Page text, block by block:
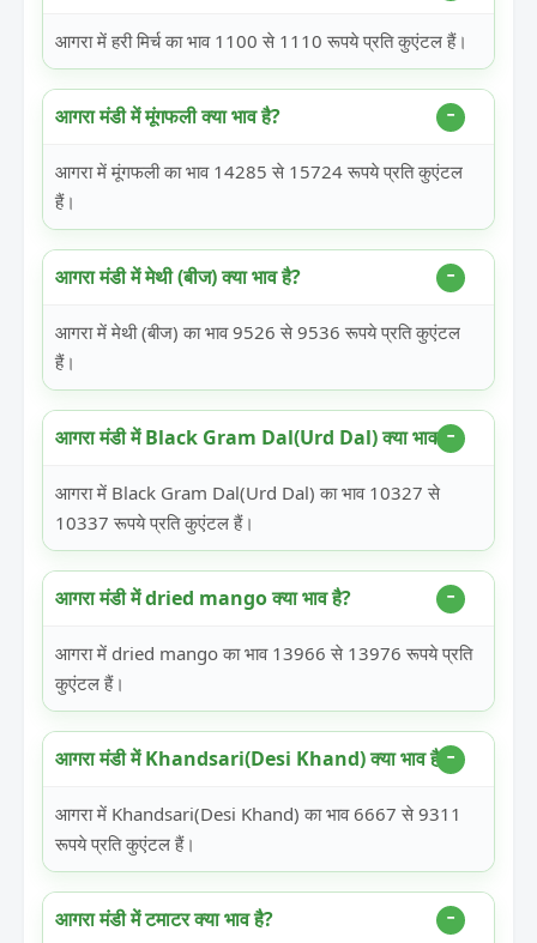
आगरा में हरी मिर्च का भाव 1100 से 1110 रूपये प्रति कुएंटल हैं।
आगरा मंडी में मूंगफली क्या भाव है?
आगरा में मूंगफली का भाव 14285 से 15724 रूपये प्रति कुएंटल
हैं।
आगरा मंडी में मेथी (बीज) क्या भाव है?
आगरा में मेथी (बीज) का भाव 9526 से 9536 रूपये प्रति कुएंटल
हैं।
आगरा मंडी में Black Gram Dal(Urd Dal) क्या भाव है?
आगरा में Black Gram Dal(Urd Dal) का भाव 10327 से
10337 रूपये प्रति कुएंटल हैं।
आगरा मंडी में dried mango क्या भाव है?
आगरा में dried mango का भाव 13966 से 13976 रूपये प्रति
कुएंटल हैं।
आगरा मंडी में Khandsari(Desi Khand) क्या भाव है?
आगरा में Khandsari(Desi Khand) का भाव 6667 से 9311
रूपये प्रति कुएंटल हैं।
आगरा मंडी में टमाटर क्या भाव है?